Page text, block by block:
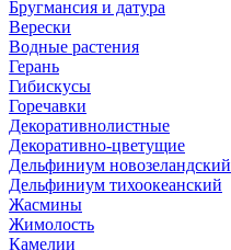
Бругмансия и датура
Верески
Водные растения
Герань
Гибискусы
Горечавки
Декоративнолистные
Декоративно-цветущие
Дельфиниум новозеландский
Дельфиниум тихоокеанский
Жасмины
Жимолость
Камелии